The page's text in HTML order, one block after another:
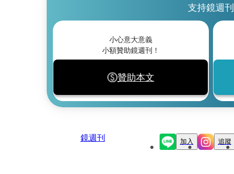
支持鏡週刊
小心意大意義
小額贊助鏡週刊！
贊助本文
鏡週刊 加入 追蹤